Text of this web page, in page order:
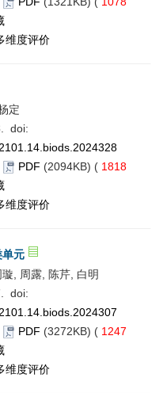
维度评价
定
doi:
PDF (2094KB) ( 1818
维度评价
元
, 周露, 陈芹, 白明
doi:
PDF (3272KB) ( 1247
维度评价